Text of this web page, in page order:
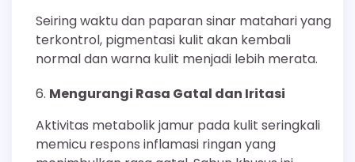
Seiring waktu dan paparan sinar matahari yang
terkontrol, pigmentasi kulit akan kembali
normal dan warna kulit menjadi lebih merata.
Mengurangi Rasa Gatal dan Iritasi
Aktivitas metabolik jamur pada kulit seringkali
memicu respons inflamasi ringan yang